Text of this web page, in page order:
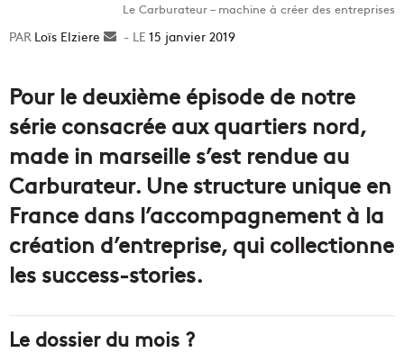
Le Carburateur – machine à créer des entreprises
Loïs Elziere
Envoyer15 janvier 2019
Pour le deuxième épisode de notre
série consacrée aux quartiers nord,
made in marseille s’est rendue au
Carburateur. Une structure unique en
France dans l’accompagnement à la
création d’entreprise, qui collectionne
les success-stories.
Le dossier du mois ?